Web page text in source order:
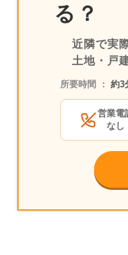
る？
近隣で実
土地・戸
所要時間 ： 約3
営業電
なし